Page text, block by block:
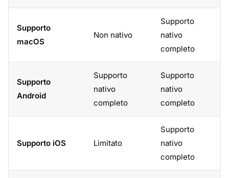
Supporto
macOS
Non nativo
Supporto
nativo
completo
Supporto
Android
Supporto
nativo
completo
Supporto
nativo
completo
Supporto iOS Limitato
Supporto
nativo
completo